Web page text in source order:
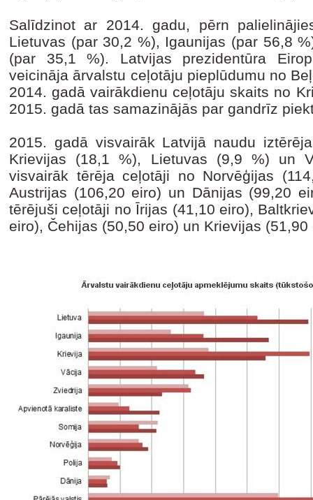
Salīdzinot ar 2014. gadu, pērn
Lietuvas (par 30,2 %), Igaunijas (par 56,8
(par 35,1 %). Latvijas prezidentūra
veicināja ārvalstu ceļotāju pieplūdumu no
2014. gadā vairākdienu ceļotāju skaits no
2015. gadā tas samazinājās par gandrīz
2015. gadā visvairāk Latvijā naudu
Krievijas (18,1 %), Lietuvas (9,9 %) un
visvairāk tērēja ceļotāji no Norvēģijas
Austrijas (106,20 eiro) un Dānijas (99,20
tērējuši ceļotāji no Īrijas (41,10 eiro),
eiro), Čehijas (50,50 eiro) un Krievijas (51,90